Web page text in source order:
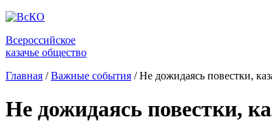
Всероссийское
казачье общество
Главная / Важные события / Не дожидаясь повестки,
Не дожидаясь повестки,